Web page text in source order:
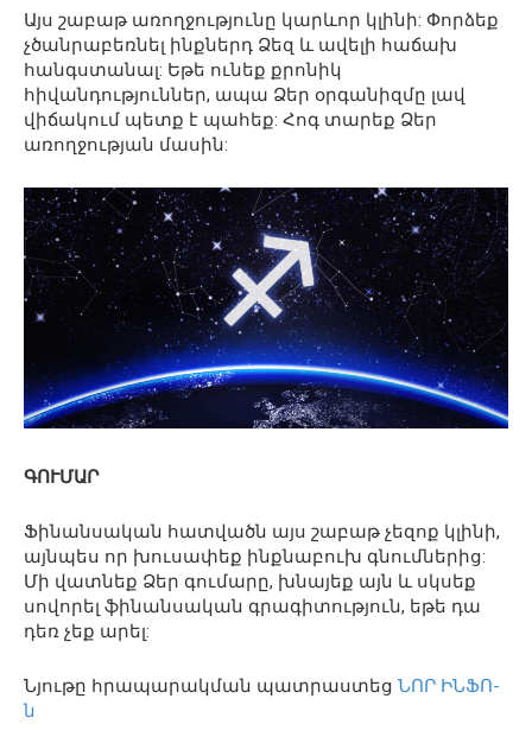
Այս շաբաթ առողջությունը կարևոր կլինի: Փորձեք
չծանրաբեռնել ինքներդ Ձեզ և ավելի հաճախ
հանգստանալ: Եթե ​​ունեք քրոնիկ
հիվանդություններ, ապա Ձեր օրգանիզմը լավ
վիճակում պետք է պահեք: Հոգ տարեք Ձեր
առողջության մասին:
ԳՈՒՄԱՐ
Ֆինանսական հատվածն այս շաբաթ չեզոք կլինի,
այնպես որ խուսափեք ինքնաբուխ գնումներից:
Մի վատնեք Ձեր գումարը, խնայեք այն և սկսեք
սովորել ֆինանսական գրագիտություն, եթե դա
դեռ չեք արել:
Նյութը հրապարակման պատրաստեց ՆՈՐ ԻՆՖՈ-
ն